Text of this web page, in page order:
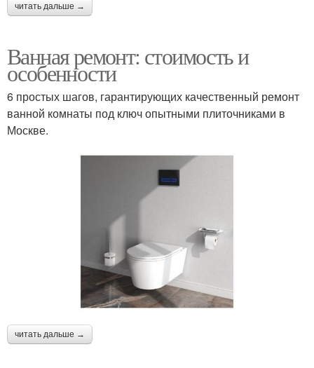
читать дальше →
Ванная ремонт: стоимость и
особенности
6 простых шагов, гарантирующих качественный ремонт
ванной комнаты под ключ опытными плиточниками в
Москве.
читать дальше →